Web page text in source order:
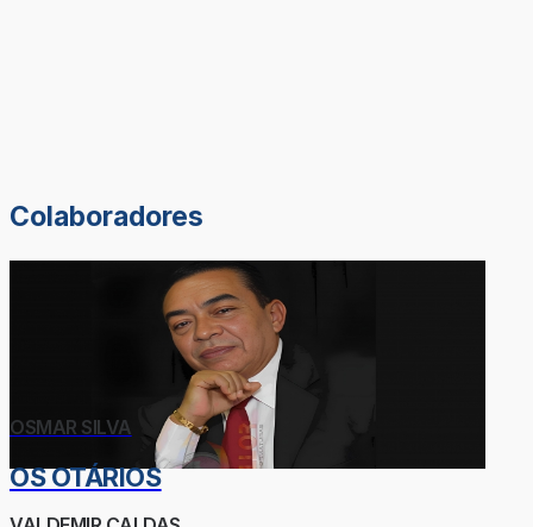
Colaboradores
OSMAR SILVA
OS OTÁRIOS